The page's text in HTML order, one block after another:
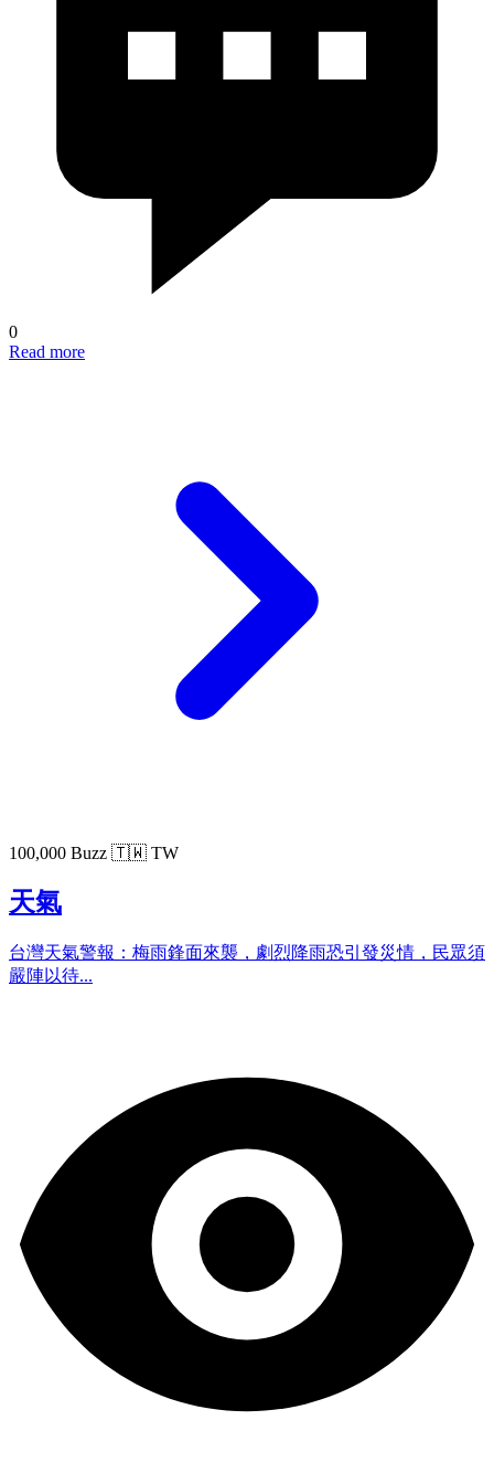
0
Read more
100,000 Buzz 🇹🇼 TW
天氣
台灣天氣警報：梅雨鋒面來襲，劇烈降雨恐引發災情，民眾須
嚴陣以待...